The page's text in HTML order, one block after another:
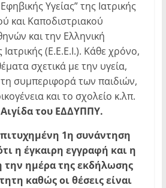
Υγείας” της Ιατρικής
και Καποδιστριακού
και την Ελληνική
Ιατρικής (Ε.Ε.Ε.Ι.). Κάθε χρόνο,
σχετικά με την υγεία,
συμπεριφορά των παιδιών,
και το σχολείο κ.λπ.
του ΕΔΔΥΠΠΥ.
1η συνάντηση
η έγκαιρη εγγραφή και η
την ημέρα της εκδήλωσης
καθώς οι θέσεις είναι